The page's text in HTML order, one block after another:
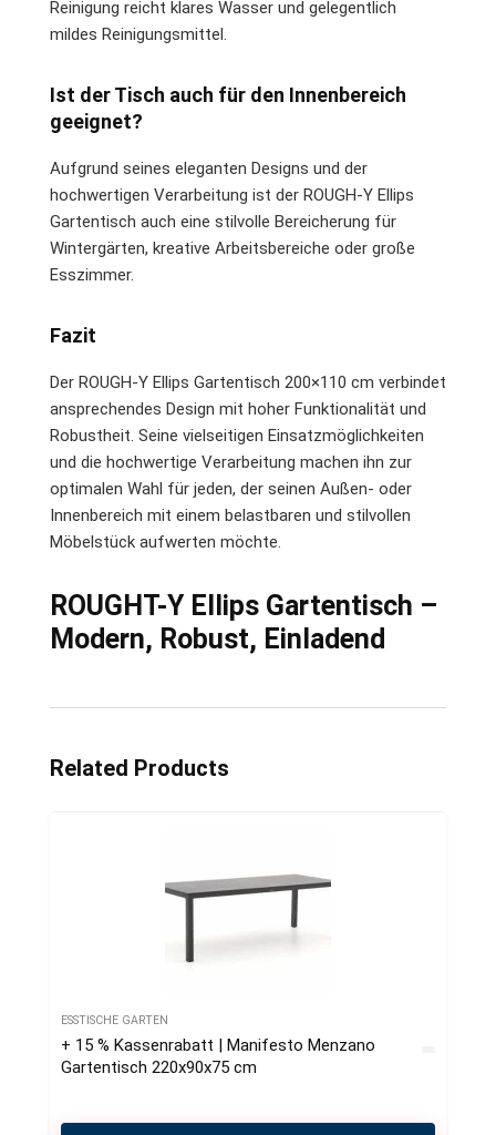
Reinigung reicht klares Wasser und gelegentlich
mildes Reinigungsmittel.
Ist der Tisch auch für den Innenbereich
geeignet?
Aufgrund seines eleganten Designs und der
hochwertigen Verarbeitung ist der ROUGH-Y Ellips
Gartentisch auch eine stilvolle Bereicherung für
Wintergärten, kreative Arbeitsbereiche oder große
Esszimmer.
Fazit
Der ROUGH-Y Ellips Gartentisch 200×110 cm verbindet
ansprechendes Design mit hoher Funktionalität und
Robustheit. Seine vielseitigen Einsatzmöglichkeiten
und die hochwertige Verarbeitung machen ihn zur
optimalen Wahl für jeden, der seinen Außen- oder
Innenbereich mit einem belastbaren und stilvollen
Möbelstück aufwerten möchte.
ROUGHT-Y Ellips Gartentisch –
Modern, Robust, Einladend
Related Products
ESSTISCHE GARTEN
+ 15 % Kassenrabatt | Manifesto Menzano
Gartentisch 220x90x75 cm